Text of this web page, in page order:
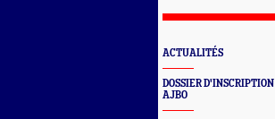
ACTUALITÉS
DOSSIER D'INSCRIPTION
AJBO